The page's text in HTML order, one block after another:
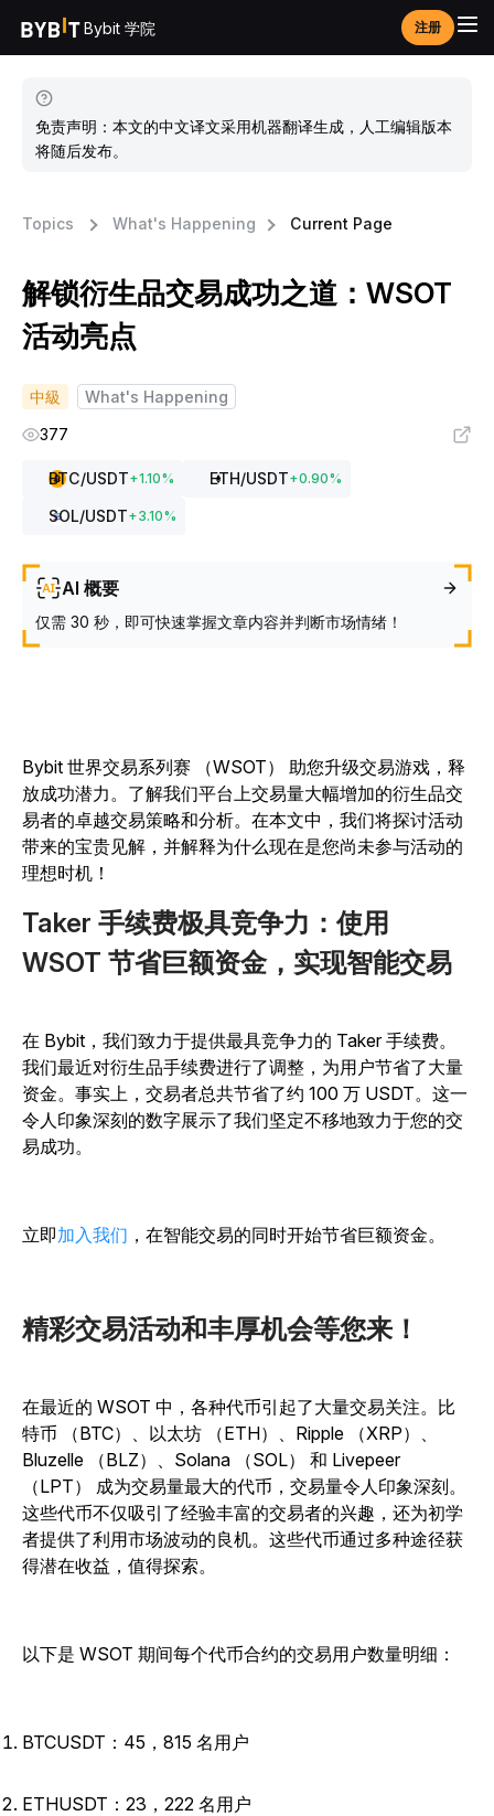
Bybit 学院 注册
免责声明：本文的中文译文采用机器翻译生成，人工编辑版本
将随后发布。
Topics What's Happening Current Page
解锁衍生品交易成功之道：WSOT
活动亮点
中級
What's Happening
377
BTC/USDT+1.10% ETH/USDT+0.90%
SOL/USDT+3.10%
AI 概要
仅需 30 秒，即可快速掌握文章内容并判断市场情绪！
Bybit 世界交易系列赛 （WSOT） 助您升级交易游戏，释
放成功潜力。了解我们平台上交易量大幅增加的衍生品交
易者的卓越交易策略和分析。在本文中，我们将探讨活动
带来的宝贵见解，并解释为什么现在是您尚未参与活动的
理想时机！
Taker 手续费极具竞争力：使用
WSOT 节省巨额资金，实现智能交易
在 Bybit，我们致力于提供最具竞争力的 Taker 手续费。
我们最近对衍生品手续费进行了调整，为用户节省了大量
资金。事实上，交易者总共节省了约 100 万 USDT。这一
令人印象深刻的数字展示了我们坚定不移地致力于您的交
易成功。
立即加入我们 ，在智能交易的同时开始节省巨额资金。
精彩交易活动和丰厚机会等您来！
在最近的 WSOT 中，各种代币引起了大量交易关注。比
特币 （BTC）、以太坊 （ETH）、Ripple （XRP）、
Bluzelle （BLZ）、Solana （SOL） 和 Livepeer
（LPT） 成为交易量最大的代币，交易量令人印象深刻。
这些代币不仅吸引了经验丰富的交易者的兴趣，还为初学
者提供了利用市场波动的良机。这些代币通过多种途径获
得潜在收益，值得探索。
以下是 WSOT 期间每个代币合约的交易用户数量明细：
BTCUSDT：45，815 名用户
ETHUSDT：23，222 名用户